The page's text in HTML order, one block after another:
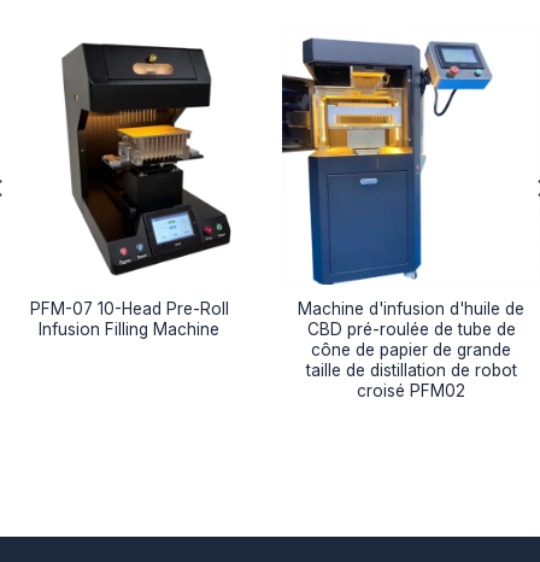
PFM-07 10-Head Pre-Roll
Infusion Filling Machine
Machine d'infusion d'huile de
CBD pré-roulée de tube de
cône de papier de grande
taille de distillation de robot
croisé PFM02